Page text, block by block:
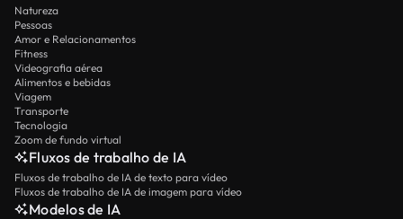
Natureza
Pessoas
Amor e Relacionamentos
Fitness
Videografia aérea
Alimentos e bebidas
Viagem
Transporte
Tecnologia
Zoom de fundo virtual
Fluxos de trabalho de IA
Fluxos de trabalho de IA de texto para vídeo
Fluxos de trabalho de IA de imagem para vídeo
Modelos de IA